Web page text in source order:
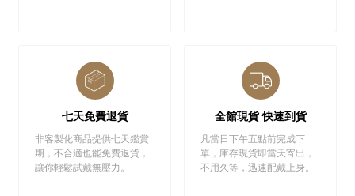
七天免費退貨
非客製化商品提供七天鑑賞
期，不合適也能免費退貨，
讓你輕鬆試戴無壓力。
全館現貨 快速到貨
凡當日下午五點前完成下
單，庫存現貨即當天寄出，
不用久等，迅速配戴上身。